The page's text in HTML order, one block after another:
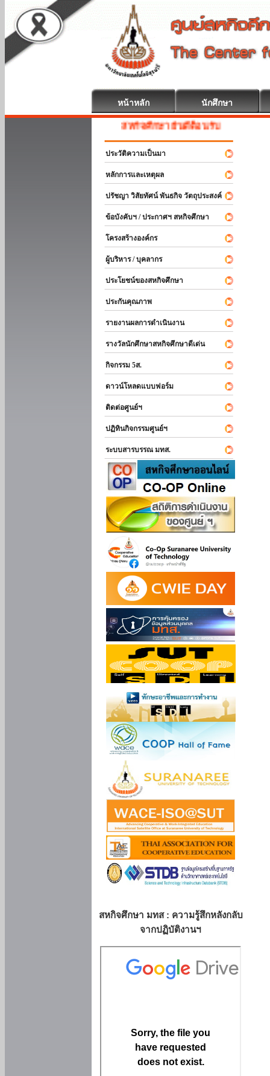
หน้าหลัก นักศึกษา
สหกิจศึกษา ยินดีต้อนรับ
ประวัติความเป็นมา
หลักการและเหตุผล
ปรัชญา วิสัยทัศน์ พันธกิจ วัตถุประสงค์
ข้อบังคับฯ / ประกาศฯ สหกิจศึกษา
โครงสร้างองค์กร
ผู้บริหาร / บุคลากร
ประโยชน์ของสหกิจศึกษา
ประกันคุณภาพ
รายงานผลการดำเนินงาน
รางวัลนักศึกษาสหกิจศึกษาดีเด่น
กิจกรรม 5ส.
ดาวน์โหลดแบบฟอร์ม
ติดต่อศูนย์ฯ
ปฏิทินกิจกรรมศูนย์ฯ
ระบบสารบรรณ มทส.
สหกิจศึกษา มทส : ความรู้สึกหลังกลับ
จากปฏิบัติงานฯ